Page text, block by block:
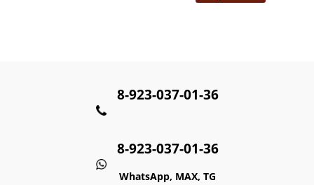
8-923-037-01-36
8-923-037-01-36
WhatsApp, MAX, TG